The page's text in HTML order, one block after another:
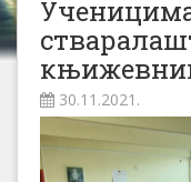
30.11.2021.